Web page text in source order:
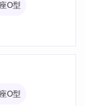
O型
O型